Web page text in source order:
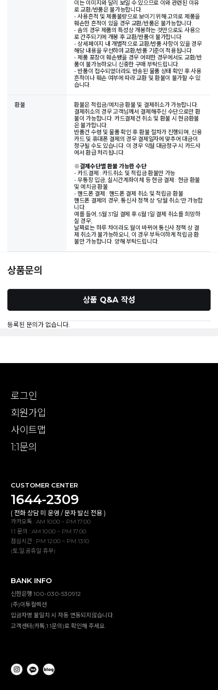
이는 이미지와 달리 보일 수 있으므로 이와 관련된 이유
로 교환/반품은 불가능합니다.
- 사용흔적 및 제품불량으로 보이기 위해 고의로 제품을
훼손한 흔적이 있을 경우 교환/반품은 불가능합니다.
- 솜의 경우 제품의 특성상 개봉하는 것만으로도 사용으
로 간주되기에 개봉 후 교환/반품이 불가합니다.
- 상세페이지 내 개별적으로 교환/반품 사항이 있을 경우
해당 내용을 우선하여 교환/반품 기준이 적용됩니다.
- 제품 포장이 훼손됐을 경우 어떠한 경우에서도 교환/반
품이 불가능하오니 신중한 구매 부탁드립니다.
- 반품이 접수되었더라도 반송된 물품 상태 확인 후 사용
흔적이나 훼손 여부에 따라 교환 및 환불이 불가할 수 있
습니다.
환불
환불은 적립금/예치금 환불 및 결제취소가 가능합니다.
결제취소의 경우 고객님께서 결제해주신 수단으로만 환
불이 가능합니다. 카드결제건 취소 및 환불 시 현금환불
은 불가합니다.
반품건 수령 및 물품 확인 후 환불 절차가 진행되며, 신용
카드 및 휴대폰 결제의 경우 결제일자에 맞추어 대금이
청구될 수도 있습니다. 이 경우 익월 대금청구 시 카드사
에서 환급 처리됩니다.
※결제수단별 환불 가능한 수단
- 카드결제 : 카드취소 및 적립금 환불만 가능
- 무통장 입금, 실시간계좌이체 등 현금 결제 : 현금 환불
및 예치금 환불
- 핸드폰 결제 : 핸드폰 결제 취소 및 적립금 환불
핸드폰 결제의 경우, 통신사 정책 상 '당월 취소'만 가능합
니다.
예를 들어, 5월 31일 결제 후 6월 1일 결제 취소를 희망하
실 경우,
날짜로는 하루 차이라도 월이 바뀌어 통신사 정책 상 결
제 취소가 불가능하오니, 이 경우 부득이하게 적립금 환
불만 가능합니다. 양해 부탁드립니다.
상품문의
상품 Q&A 작성
등록된 문의가 없습니다.
로그인
회원가입
사이트맵
1:1문의
CUSTOMER CENTER
1644-2309
( 전화 상담 미 운영 / 문자 발신 전용 )
카카오톡 : AM 10:00 ~ PM 17:00
1:1 문의 : AM 10:00 ~ PM 17:00
점심시간 : PM 12:00 ~ PM 13:10
(토,일,공휴일 휴무)
BANK INFO
신한은행 100-030-530912
(주)이투컬렉션
입금자명 불일치 시 자동 연동되지않습니다.
고객센터(카톡,1:1문의)로 확인해 주세요.